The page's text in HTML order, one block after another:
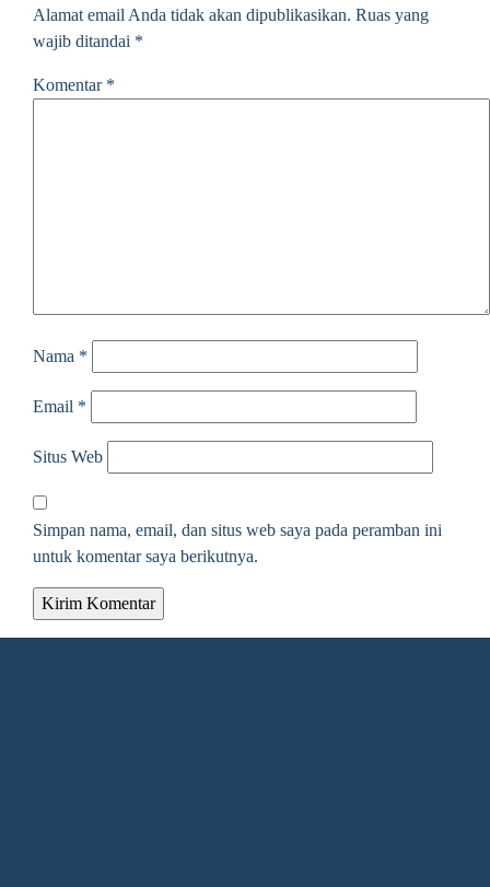
Alamat email Anda tidak akan dipublikasikan. Ruas yang
wajib ditandai *
Komentar *
Nama *
Email *
Situs Web
Simpan nama, email, dan situs web saya pada peramban ini
untuk komentar saya berikutnya.